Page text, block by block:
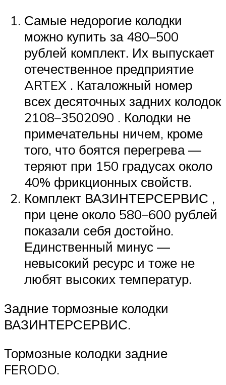
Самые недорогие колодки
можно купить за 480–500
рублей комплект. Их выпускает
отечественное предприятие
ARTEX . Каталожный номер
всех десяточных задних колодок
2108–3502090 . Колодки не
примечательны ничем, кроме
того, что боятся перегрева —
теряют при 150 градусах около
40% фрикционных свойств.
Комплект ВАЗИНТЕРСЕРВИС ,
при цене около 580–600 рублей
показали себя достойно.
Единственный минус —
невысокий ресурс и тоже не
любят высоких температур.
Задние тормозные колодки
ВАЗИНТЕРСЕРВИС.
Тормозные колодки задние
FERODO.